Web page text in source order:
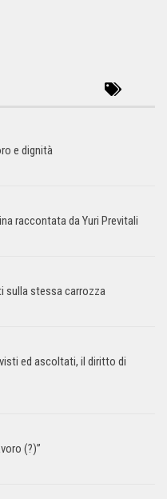
e dignità
raccontata da Yuri Previtali
sulla stessa carrozza
ed ascoltati, il diritto di
(?)”